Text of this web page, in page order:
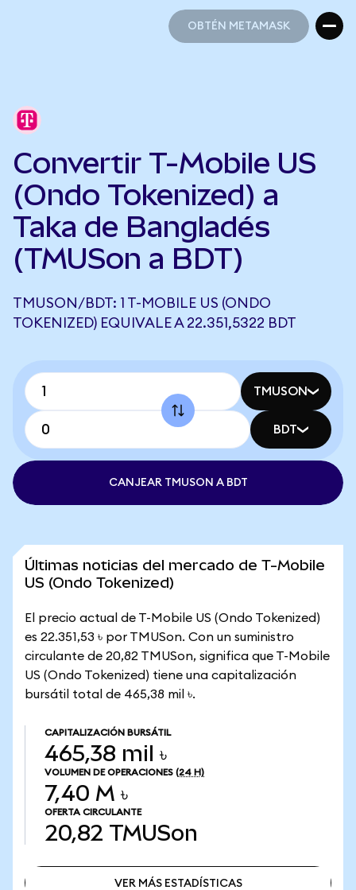
OBTÉN METAMASK
Convertir T-Mobile US
(Ondo Tokenized) a
Taka de Bangladés
(TMUSon a BDT)
TMUSON/BDT: 1 T-MOBILE US (ONDO
TOKENIZED) EQUIVALE A 22.351,5322 BDT
TMUSON
BDT
CANJEAR TMUSON A BDT
Últimas noticias del mercado de T-Mobile
US (Ondo Tokenized)
El precio actual de T-Mobile US (Ondo Tokenized)
es 22.351,53 ৳ por TMUSon. Con un suministro
circulante de 20,82 TMUSon, significa que T-Mobile
US (Ondo Tokenized) tiene una capitalización
bursátil total de 465,38 mil ৳.
CAPITALIZACIÓN BURSÁTIL
465,38 mil ৳
VOLUMEN DE OPERACIONES (24 H)
7,40 M ৳
OFERTA CIRCULANTE
20,82 TMUSon
VER MÁS ESTADÍSTICAS